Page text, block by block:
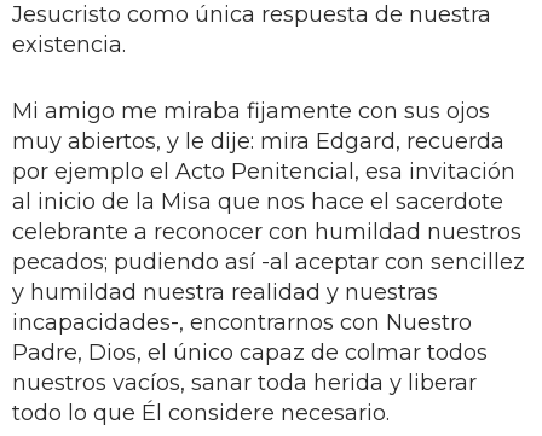
Jesucristo como única respuesta de nuestra
existencia.
Mi amigo me miraba fijamente con sus ojos
muy abiertos, y le dije: mira Edgard, recuerda
por ejemplo el Acto Penitencial, esa invitación
al inicio de la Misa que nos hace el sacerdote
celebrante a reconocer con humildad nuestros
pecados; pudiendo así -al aceptar con sencillez
y humildad nuestra realidad y nuestras
incapacidades-, encontrarnos con Nuestro
Padre, Dios, el único capaz de colmar todos
nuestros vacíos, sanar toda herida y liberar
todo lo que Él considere necesario.